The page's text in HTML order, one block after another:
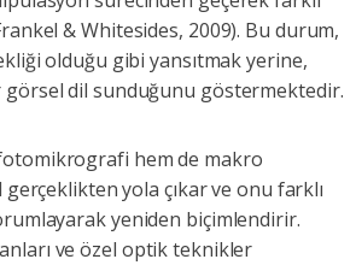
& Whitesides, 2009). Bu durum,
olduğu gibi yansıtmak yerine,
dil sunduğunu göstermektedir.
hem de makro
gerçeklikten yola çıkar ve onu farklı
yeniden biçimlendirir.
ve özel optik teknikler